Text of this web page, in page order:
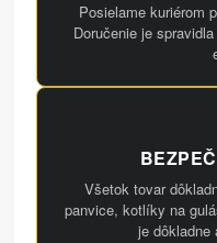
Posielame kuriérom
Doručenie je
Všetok tovar
panvice, kotlíky na
je dôkladne